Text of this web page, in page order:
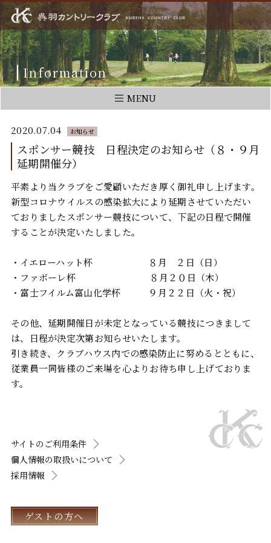
Information
MENU
2020.07.04 お知らせ
スポンサー競技 日程決定のお知らせ（８・９月
延期開催分）
平素より当クラブをご愛顧いただき厚く御礼申し上げます。
新型コロナウイルスの感染拡大により延期させていただい
ておりましたスポンサー競技について、下記の日程で開催
することが決定いたしました。
・イエローハット杯 ８月 ２日（日）
・ファボーレ杯 ８月２０日（木）
・富士フイルム富山化学杯 ９月２２日（火・祝）
その他、延期開催日が未定となっている競技につきまして
は、日程が決定次第お知らせいたします。
引き続き、クラブハウス内での感染防止に努めるとともに、
従業員一同皆様のご来場を心よりお待ち申し上げておりま
す。
サイトのご利用条件
個人情報の取扱いについて
採用情報
ゲストの方へ